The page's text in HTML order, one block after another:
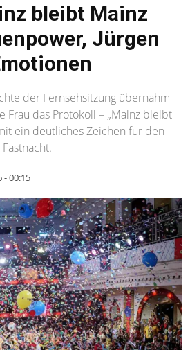
bleibt Mainz
Jürgen
der Fernsehsitzung übernahm
Frau das Protokoll – „Mainz bleibt
ein deutliches Zeichen für den
- 00:15